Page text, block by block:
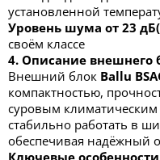
установленной
Уровень шума от 23
своём классе
4. Описание внешнего
Внешний блок Ballu
компактностью,
суровым
стабильно работать в
обеспечивая надёжный
Ключевые